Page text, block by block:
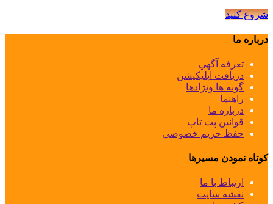
شروع كنيد
درباره ما
تعرفه آگهي
دريافت اپليكيشن
گونه ها ونژادها
راهنما
درباره ما
قوانین پت تاپ
حفظ حريم خصوصي
كوتاه نمودن مسيرها
ارتباط با ما
نقشه سايت